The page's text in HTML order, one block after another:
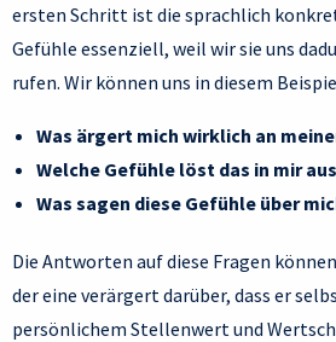
ersten Schritt ist die sprachlich
Gefühle essenziell, weil wir sie uns
rufen. Wir können uns in diesem
Was ärgert mich wirklich an
Welche Gefühle löst das in mir
Was sagen diese Gefühle über
Die Antworten auf diese Fragen
der eine verärgert darüber, dass er
persönlichem Stellenwert und